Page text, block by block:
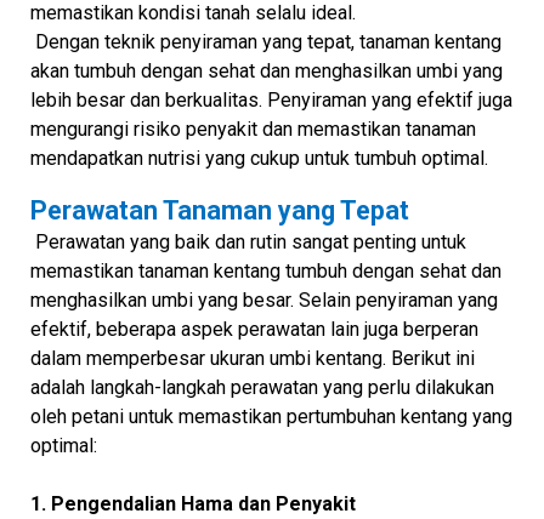
memastikan kondisi tanah selalu ideal.
Dengan teknik penyiraman yang tepat, tanaman kentang
akan tumbuh dengan sehat dan menghasilkan umbi yang
lebih besar dan berkualitas. Penyiraman yang efektif juga
mengurangi risiko penyakit dan memastikan tanaman
mendapatkan nutrisi yang cukup untuk tumbuh optimal.
Perawatan Tanaman yang Tepat
Perawatan yang baik dan rutin sangat penting untuk
memastikan tanaman kentang tumbuh dengan sehat dan
menghasilkan umbi yang besar. Selain penyiraman yang
efektif, beberapa aspek perawatan lain juga berperan
dalam memperbesar ukuran umbi kentang. Berikut ini
adalah langkah-langkah perawatan yang perlu dilakukan
oleh petani untuk memastikan pertumbuhan kentang yang
optimal:
1. Pengendalian Hama dan Penyakit